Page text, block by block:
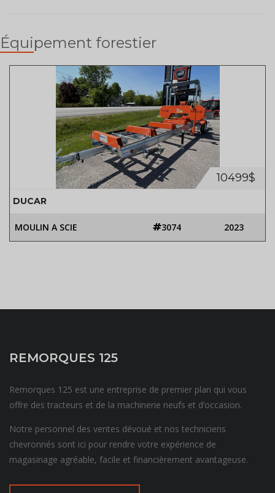
Équipement forestier
10499$
DUCAR
MOULIN A SCIE 3074 2023
REMORQUES 125
Remorques 125 est une entreprise de premier plan qui vous
offre des tracteurs et de la machinerie neufs et d’occasion.
Notre personnel des ventes dévoué et nos techniciens
chevronnés sont ici pour rendre votre expérience de
magasinage agréable, facile et financièrement avantageuse.